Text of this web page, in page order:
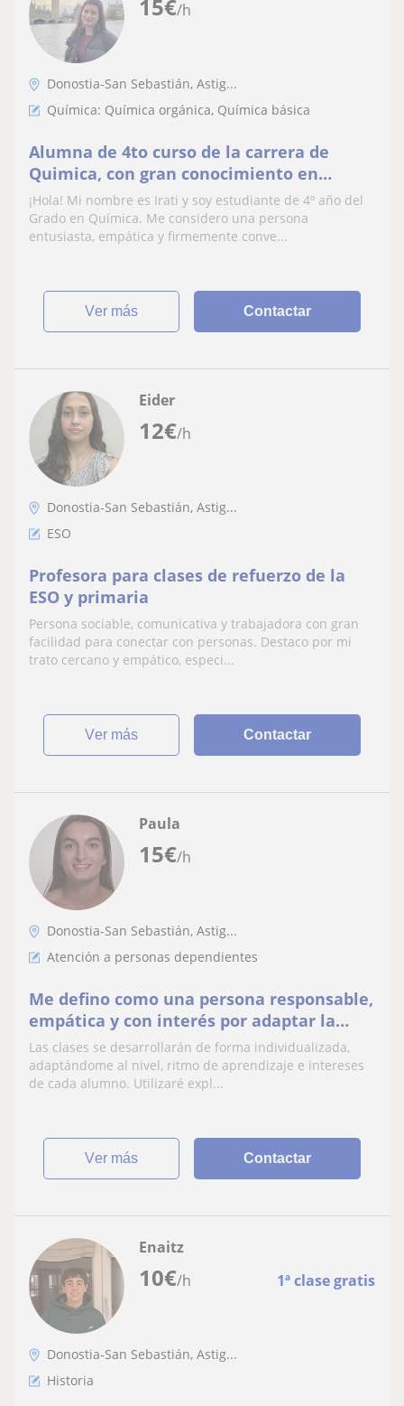
15€/h
Donostia-San Sebastián, Astig...
Química: Química orgánica, Química básica
Alumna de 4to curso de la carrera de
Quimica, con gran conocimiento en
Quimica Organica. Apta para dar clases de
ESO y Bachiller.
¡Hola! Mi nombre es Irati y soy estudiante de 4º año del
Grado en Química. Me considero una persona
entusiasta, empática y firmemente conve...
ver más Contactar
12€/h
Eider
Donostia-San Sebastián, Astig...
ESO
Profesora para clases de refuerzo de la
ESO y primaria
Persona sociable, comunicativa y trabajadora con gran
facilidad para conectar con personas. Destaco por mi
trato cercano y empático, especi...
ver más Contactar
15€/h
Paula
Donostia-San Sebastián, Astig...
Atención a personas dependientes
Me defino como una persona responsable,
empática y con interés por adaptar la
enseñanza a las necesidades de cada
alumno. Consider
Las clases se desarrollarán de forma individualizada,
adaptándome al nivel, ritmo de aprendizaje e intereses
de cada alumno. Utilizaré expl...
ver más Contactar
10€/h 1ª clase gratis
Enaitz
Donostia-San Sebastián, Astig...
Historia